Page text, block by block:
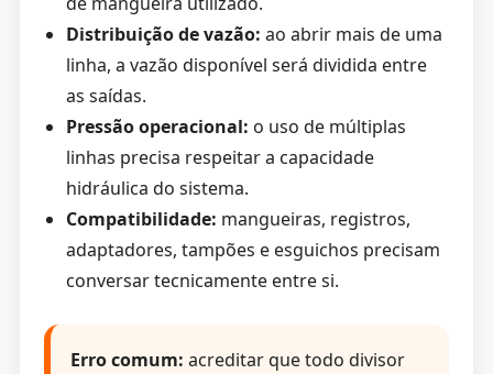
Distribuição de vazão: ao abrir mais de uma
linha, a vazão disponível será dividida entre
as saídas.
Pressão operacional: o uso de múltiplas
linhas precisa respeitar a capacidade
hidráulica do sistema.
Compatibilidade: mangueiras, registros,
adaptadores, tampões e esguichos precisam
conversar tecnicamente entre si.
Erro comum: acreditar que todo divisor